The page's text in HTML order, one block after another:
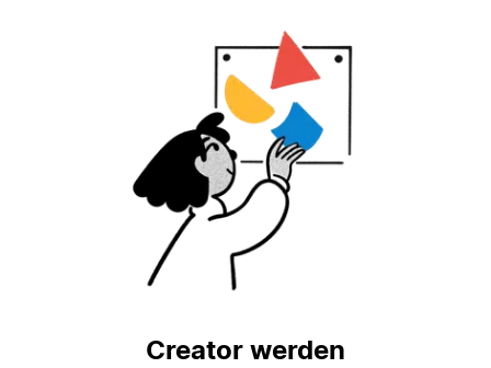
Creator werden